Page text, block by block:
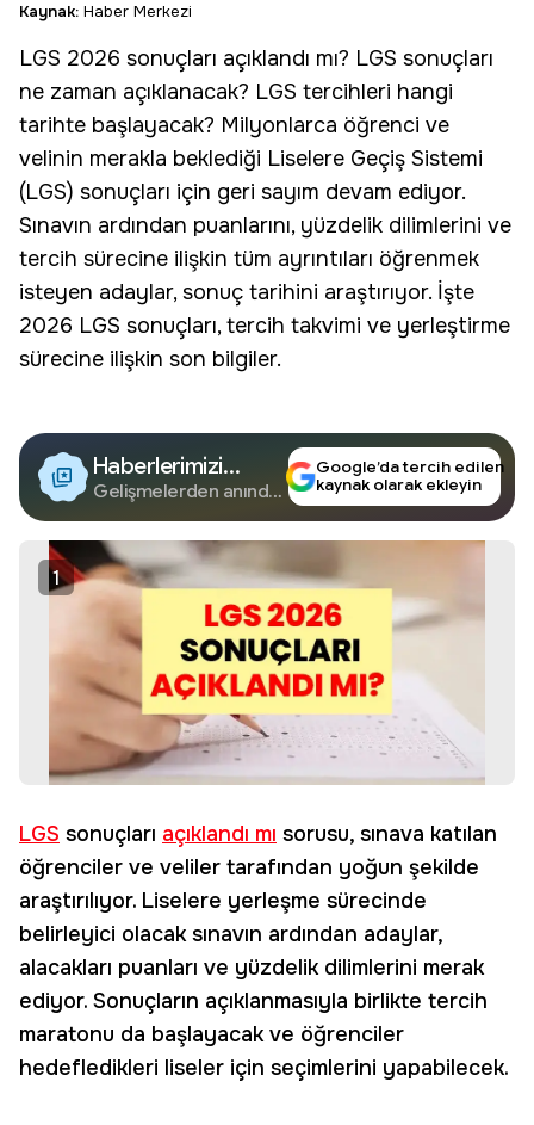
Kaynak: Haber Merkezi
LGS 2026 sonuçları açıklandı mı? LGS sonuçları
ne zaman açıklanacak? LGS tercihleri hangi
tarihte başlayacak? Milyonlarca öğrenci ve
velinin merakla beklediği Liselere Geçiş Sistemi
(LGS) sonuçları için geri sayım devam ediyor.
Sınavın ardından puanlarını, yüzdelik dilimlerini ve
tercih sürecine ilişkin tüm ayrıntıları öğrenmek
isteyen adaylar, sonuç tarihini araştırıyor. İşte
2026 LGS sonuçları, tercih takvimi ve yerleştirme
sürecine ilişkin son bilgiler.
Haberlerimizi
Google'da Takip
Edin
Gelişmelerden anında
Google’da tercih edilen
kaynak olarak ekleyin
1
LGS sonuçları açıklandı mı sorusu, sınava katılan
öğrenciler ve veliler tarafından yoğun şekilde
araştırılıyor. Liselere yerleşme sürecinde
belirleyici olacak sınavın ardından adaylar,
alacakları puanları ve yüzdelik dilimlerini merak
ediyor. Sonuçların açıklanmasıyla birlikte tercih
maratonu da başlayacak ve öğrenciler
hedefledikleri liseler için seçimlerini yapabilecek.